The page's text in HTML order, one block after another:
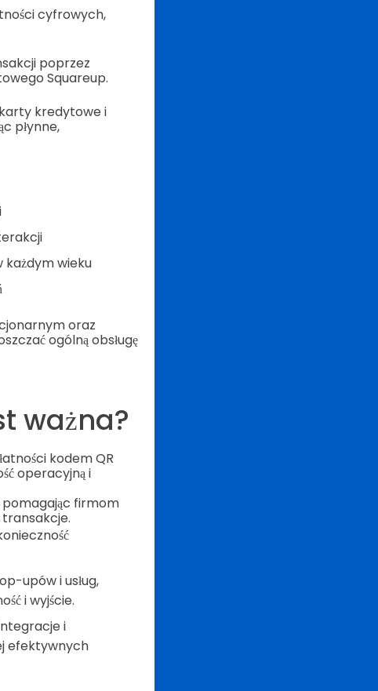
cyfrowych,
poprzez
Squareup.
karty kredytowe i
płynne,
każdym wieku
oraz
ogólną obsługę
ważna?
kodem QR
operacyjną i
pomagając firmom
upów i usług,
i wyjście.
i
efektywnych